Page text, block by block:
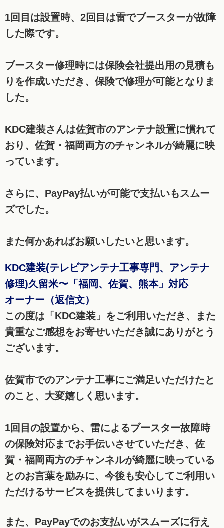
1回目は設置時、2回目は雷でブースターが故障
した際です。
ブースター修理時には保険会社提出用の見積も
りを作成いただき、保険で修理が可能となりま
した。
KDC建装さんは佐賀市のアンテナ設置に慣れて
おり、佐賀・福岡両方のチャンネルが綺麗に映
っています。
さらに、PayPay払いが可能で支払いもスムー
ズでした。
また何かあればお願いしたいと思います。
KDC建装(テレビアンテナ工事専門、アンテナ
修理)久留米〜「福岡、佐賀、熊本」対応
オーナー（返信文）
この度は「KDC建装」をご利用いただき、また
貴重なご感想をお寄せいただき誠にありがとう
ございます。
佐賀市でのアンテナ工事にご満足いただけたと
のこと、大変嬉しく思います。
1回目の設置から、雷によるブースター故障時
の保険対応までお手伝いさせていただき、佐
賀・福岡両方のチャンネルが綺麗に映っている
とのお言葉を励みに、今後も安心してご利用い
ただけるサービスを提供してまいります。
また、PayPayでのお支払いがスムーズに行え